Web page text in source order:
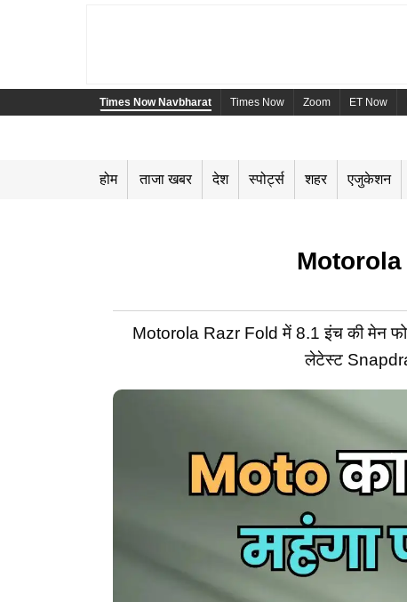
Times Now Navbharat Times Now Zoom ET Now
होम ताजा खबर देश स्पोर्ट्स शहर एजुकेशन
Motorola
Motorola Razr Fold में 8.1 इंच की मेन
लेटेस्ट